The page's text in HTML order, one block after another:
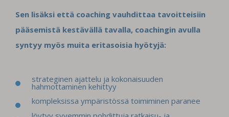
Sen lisäksi että coaching vauhdittaa tavoitteisiin
pääsemistä kestävällä tavalla, coachingin avulla
syntyy myös muita eritasoisia hyötyjä:
strateginen ajattelu ja kokonaisuuden
hahmottaminen kehittyy
kompleksissa ympäristössä toimiminen paranee